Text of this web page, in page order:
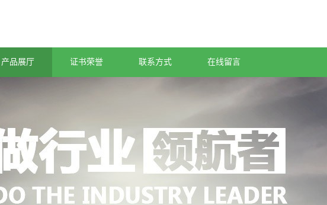
产品展厅 证书荣誉 联系方式 在线留言